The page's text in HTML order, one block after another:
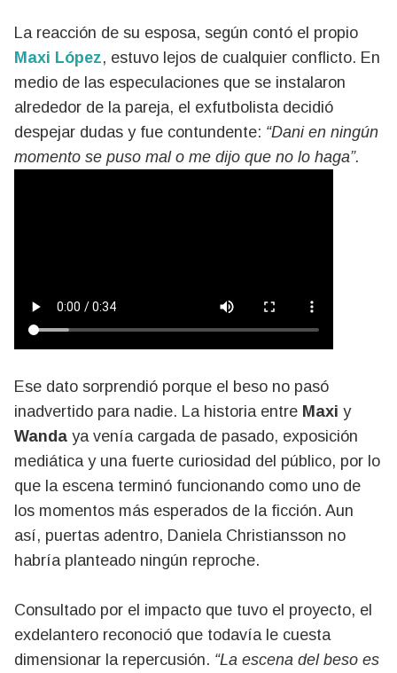
La reacción de su esposa, según contó el propio
Maxi López, estuvo lejos de cualquier conflicto. En
medio de las especulaciones que se instalaron
alrededor de la pareja, el exfutbolista decidió
despejar dudas y fue contundente: “Dani en ningún
momento se puso mal o me dijo que no lo haga”.
Ese dato sorprendió porque el beso no pasó
inadvertido para nadie. La historia entre Maxi y
Wanda ya venía cargada de pasado, exposición
mediática y una fuerte curiosidad del público, por lo
que la escena terminó funcionando como uno de
los momentos más esperados de la ficción. Aun
así, puertas adentro, Daniela Christiansson no
habría planteado ningún reproche.
Consultado por el impacto que tuvo el proyecto, el
exdelantero reconoció que todavía le cuesta
dimensionar la repercusión. “La escena del beso es